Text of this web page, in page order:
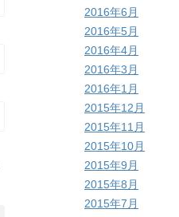
2016年6月
2016年5月
2016年4月
2016年3月
2016年1月
2015年12月
2015年11月
2015年10月
2015年9月
2015年8月
2015年7月